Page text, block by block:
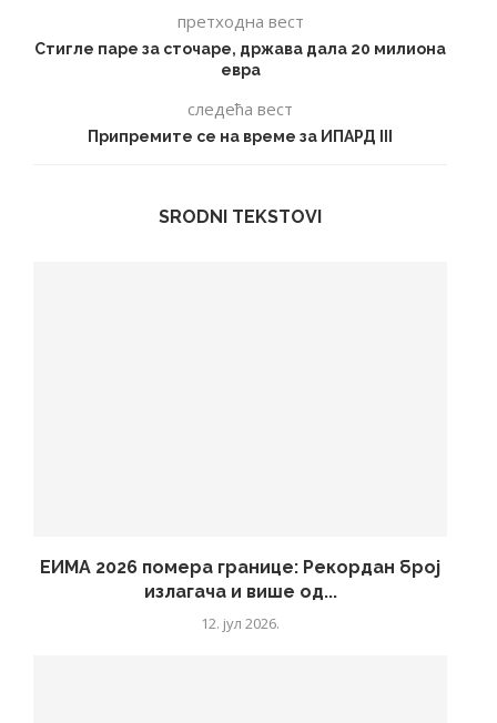
претходна вест
Стигле паре за сточаре, држава дала 20 милиона
евра
следећа вест
Припремите се на време за ИПАРД III
SRODNI TEKSTOVI
ЕИМА 2026 помера границе: Рекордан број
излагача и више од...
12. јул 2026.